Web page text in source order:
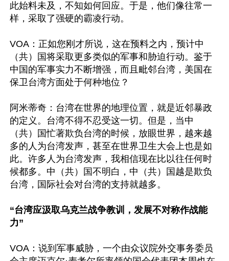
此始料未及，不知如何回应。于是，他们像往常一
样，采取了强硬的霸凌行动。
VOA：正如您刚才所说，这在预料之内，预计中
（共）国将采取更多类似的军事和胁迫行动。鉴于
中国的军事实力不断增强，而且毗邻台湾，美国在
保卫台湾方面处于何种地位？
阿米蒂奇：台湾在世界的地理位置，就是近邻暴政
的定义。台湾不得不忍受这一切。但是，当中
（共）国忙著欺负台湾的时候，放眼世界，越来越
多的人为台湾发声，甚至在世界卫生大会上也是如
此。许多人为台湾发声，我相信现在比以往任何时
候都多。中（共）国不明白，中（共）国越是欺负
台湾，国际社会对台湾的支持就越多。
“台湾应汲取乌克兰战争教训，发展不对称作战能
力”
VOA：说到军事威胁，一个由众议院外交事务委员